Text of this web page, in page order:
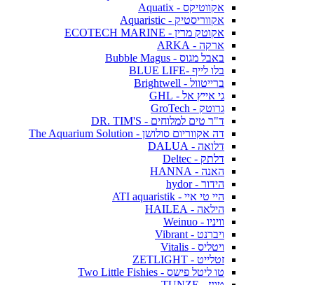
אקווטיקס - Aquatix
אקווריסטיק - Aquaristic
אקוטק מרין - ECOTECH MARINE
ארקה - ARKA
באבל מגוס - Bubble Magus
בלו לייף -BLUE LIFE
ברייטוול - Brightwell
גי אייץ אל - GHL
גרוטק - GroTech
ד"ר טים למלוחים - DR. TIM'S
דה אקווריום סולושן - The Aquarium Solution
דלואה - DALUA
דלתק - Deltec
האנה - HANNA
הידור - hydor
היי טי איי - ATI aquaristik
הילאה - HAILEA
וויניו - Weinuo
ויברנט - Vibrant
ויטליס - Vitalis
זטלייט - ZETLIGHT
טו ליטל פישס - Two Little Fishies